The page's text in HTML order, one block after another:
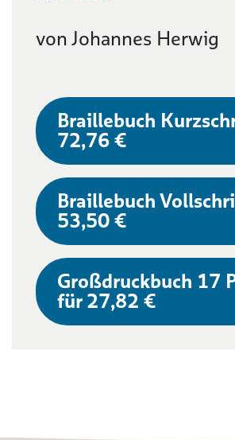
von Johannes Herwig
Braillebuch
72,76 €
Braillebuch
53,50 €
Großdruckbuch 17
für 27,82 €